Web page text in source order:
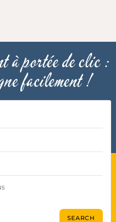
à portée de clic :
facilement !